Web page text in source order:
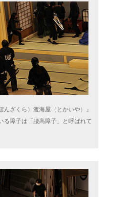
んざくら）渡海屋（とかいや）』
る障子は「腰高障子」と呼ばれて